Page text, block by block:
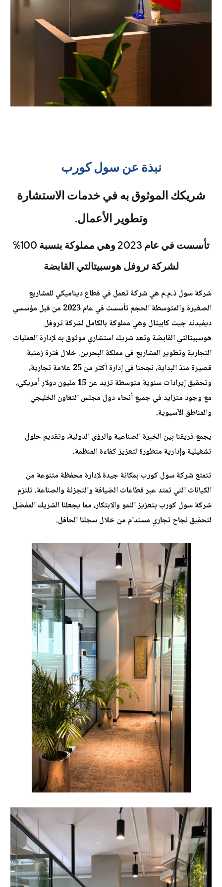
نبذة عن سول كورب
شريكك الموثوق به في خدمات الاستشارة
وتطوير الأعمال.
تأسست في عام 2023 وهي مملوكة بنسبة 100%
لشركة تروفل هوسبيتالتي القابضة
شركة سول ذ.م.م هي شركة تعمل في قطاع ديناميكي للمشاريع
الصغيرة والمتوسطة الحجم تأسست في عام 2023 من قبل مؤسسي
ديفيدند جيت كابيتال وهي مملوكة بالكامل لشركة تروفل
هوسبيتالتي القابضة وتعد شريك استشاري موثوق به لإدارة العمليات
التجارية وتطوير المشاريع في مملكة البحرين. خلال فترة زمنية
قصيرة منذ البداية، نجحنا في إدارة أكثر من 25 علامة تجارية،
وتحقيق إيرادات سنوية متوسطة تزيد عن 15 مليون دولار أمريكي،
مع وجود متزايد في جميع أنحاء دول مجلس التعاون الخليجي
والمناطق الآسيوية.
يجمع فريقنا بين الخبرة الصناعية والرؤى الدولية، وتقديم حلول
تشغيلية وإدارية متطورة لتعزيز كفاءة المنظمة.
تتمتع شركة سول كورب بمكانة جيدة لإدارة محفظة متنوعة من
الكيانات التي تمتد عبر قطاعات الضيافة والتجزئة والصناعة. تلتزم
شركة سول كورب بتعزيز النمو والابتكار، مما يجعلنا الشريك المفضل
لتحقيق نجاح تجاري مستدام من خلال سجلنا الحافل.